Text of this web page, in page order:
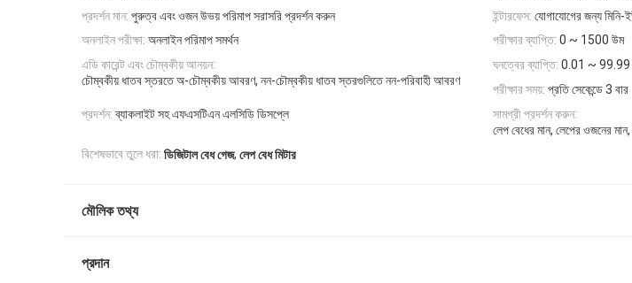
প্রদর্শন মান: পুরুত্ব এবং ওজন উভয় পরিমাপ সরাসরি প্রদর্শন করুন ইন্টারফেস: যোগাযোগের জন্য মিনি-
অনলাইন পরীক্ষা: অনলাইন পরিমাপ সমর্থন পরীক্ষার ব্যাপ্তি: 0 ~ 1500 উম
এডি কারেন্ট এবং চৌম্বকীয় আনয়ন:
চৌম্বকীয় ধাতব স্তরতে অ-চৌম্বকীয় আবরণ, নন-চৌম্বকীয় ধাতব স্তরগুলিতে নন-পরিবাহী আবরণ
ঘনত্বের ব্যাপ্তি: 0.01 ~ 99.99
পরীক্ষার সময়: প্রতি সেকেন্ডে 3 বার
প্রদর্শন: ব্যাকলাইট সহ এফএসটিএন এলসিডি ডিসপ্লে
সামগ্রী প্রদর্শন করুন:
লেপ বেধের মান, লেপের ওজনের
বিশেষভাবে তুলে ধরা: ডিজিটাল বেধ গেজ, লেপ বেধ মিটার
মৌলিক তথ্য
প্রদান